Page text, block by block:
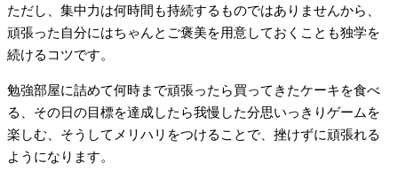
ただし、集中力は何時間も持続するものではありませんから、
頑張った自分にはちゃんとご褒美を用意しておくことも独学を
続けるコツです。
勉強部屋に詰めて何時まで頑張ったら買ってきたケーキを食べ
る、その日の目標を達成したら我慢した分思いっきりゲームを
楽しむ、そうしてメリハリをつけることで、挫けずに頑張れる
ようになります。